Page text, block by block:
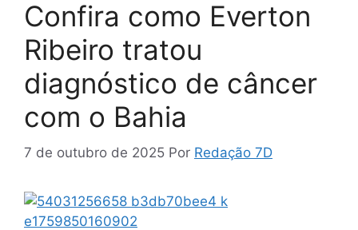
Confira como Everton
Ribeiro tratou
diagnóstico de câncer
com o Bahia
7 de outubro de 2025 Por Redação 7D